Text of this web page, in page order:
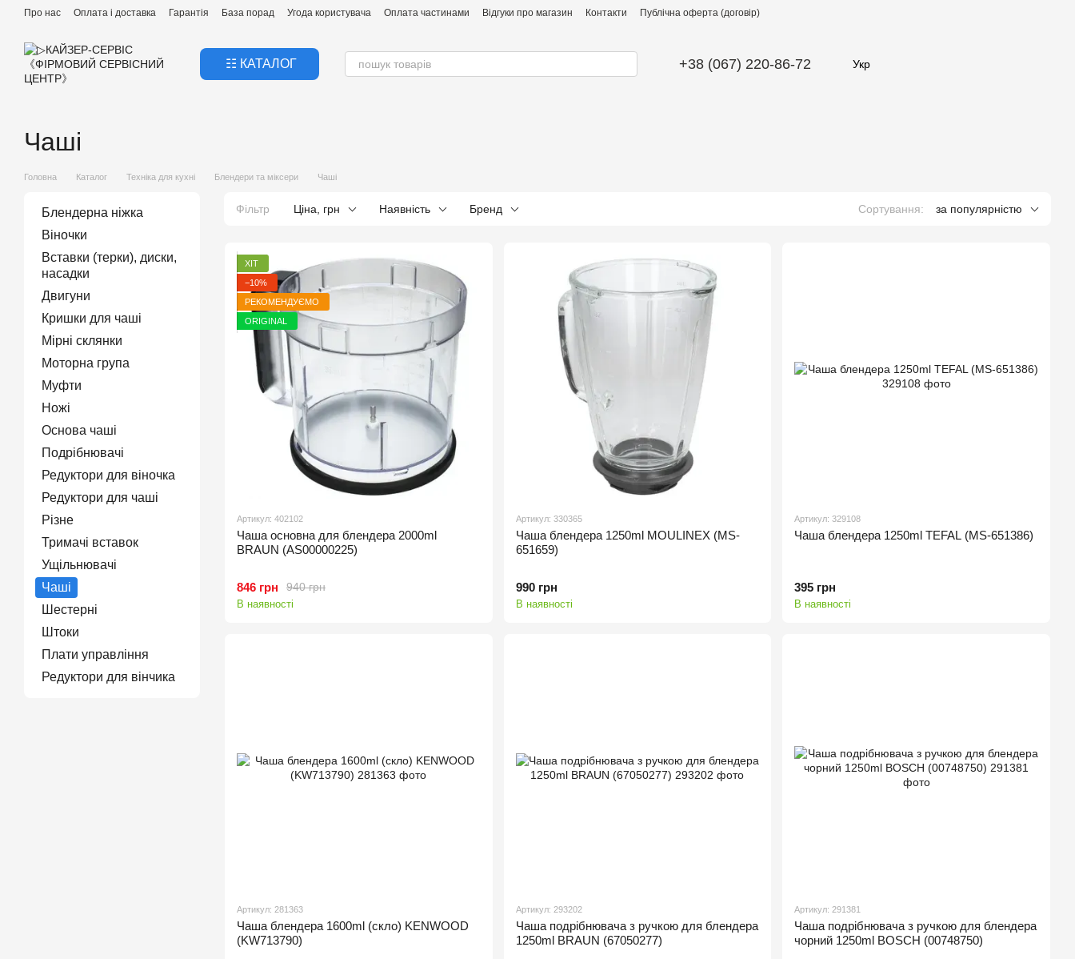
Перейти к основному контенту
Про нас Оплата і доставка Гарантія База порад Угода користувача Оплата частинами Відгуки про магазин Контакти Публічна оферта (договір)
☷ КАТАЛОГ +38 (067) 220-86-72 Укр
Чаші
Головна Каталог Техніка для кухні Блендери та міксери Чаші
Фільтр Ціна, грн Наявність Бренд Сортування: за популярністю
ХІТ
−10%
РЕКОМЕНДУЄМО
ORIGINAL
Артикул: 402102
Чаша основна для блендера 2000ml
BRAUN (AS00000225)
940 грн
846 грн
В наявності
Артикул: 330365
Чаша блендера 1250ml MOULINEX (MS-
651659)
990 грн
В наявності
Артикул: 329108
Чаша блендера 1250ml TEFAL (MS-651386)
395 грн
В наявності
Артикул: 281363
Чаша блендера 1600ml (скло) KENWOOD
(KW713790)
Артикул: 293202
Чаша подрібнювача з ручкою для блендера
1250ml BRAUN (67050277)
Артикул: 291381
Чаша подрібнювача з ручкою для блендера
чорний 1250ml BOSCH (00748750)
Блендерна ніжка
Віночки
Вставки (терки), диски,
насадки
Двигуни
Кришки для чаші
Мірні склянки
Моторна група
Муфти
Ножі
Основа чаші
Подрібнювачі
Редуктори для віночка
Редуктори для чаші
Різне
Тримачі вставок
Ущільнювачі
Чаші
Шестерні
Штоки
Плати управління
Редуктори для вінчика